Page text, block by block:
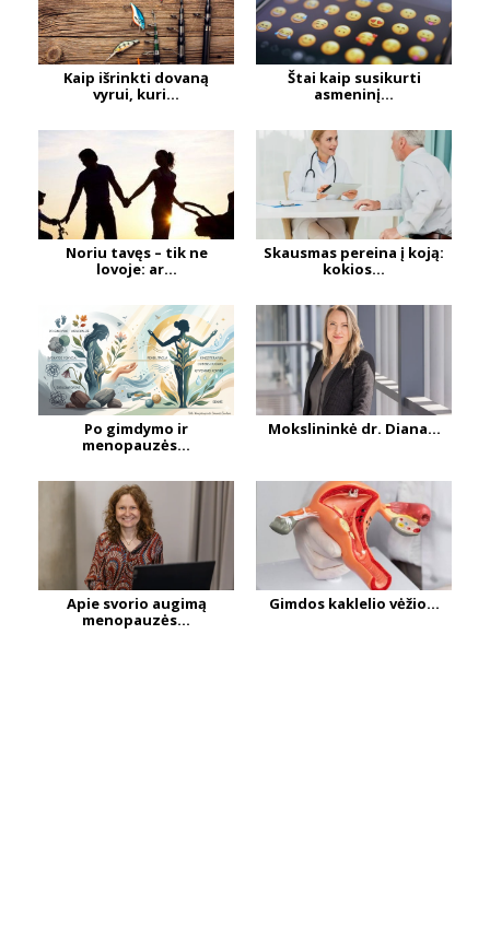
Kaip išrinkti dovaną
vyrui, kuri...
Štai kaip susikurti
asmeninį...
Noriu tavęs – tik ne
lovoje: ar...
Skausmas pereina į koją:
kokios...
Po gimdymo ir
menopauzės...
Mokslininkė dr. Diana...
Apie svorio augimą
menopauzės...
Gimdos kaklelio vėžio...